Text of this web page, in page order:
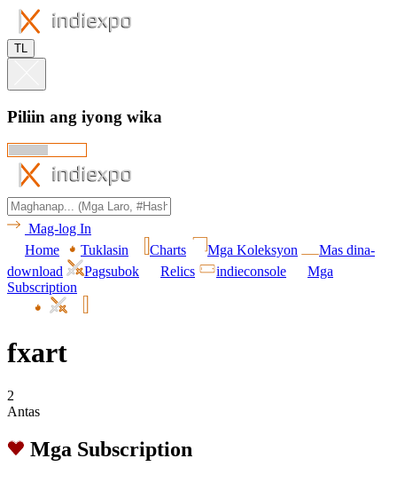
TL
Piliin ang iyong wika
Mag-log In
Home
Tuklasin Charts Mga Koleksyon
Mas dina-
download
Pagsubok Relics indieconsole
Mga
Subscription
fxart
2
Antas
Mga Subscription